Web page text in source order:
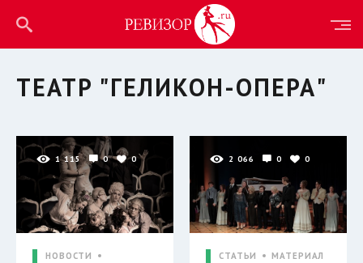
ТЕАТР "ГЕЛИКОН-ОПЕРА"
1 115 0 0
НОВОСТИ
2 066 0 0
СТАТЬИ МАТЕРИАЛ